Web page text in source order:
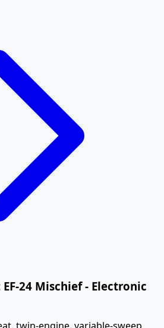
EF-24 Mischief - Electronic